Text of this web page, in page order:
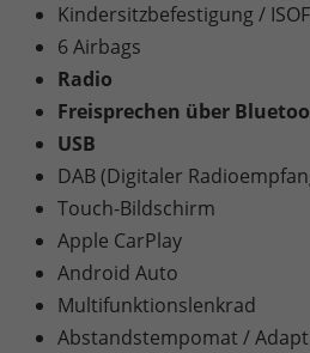
Kindersitzbefestigung /
6 Airbags
Radio
Freisprechen über
USB
DAB (Digitaler
Touch-Bildschirm
Apple CarPlay
Android Auto
Multifunktionslenkrad
Abstandstempomat /